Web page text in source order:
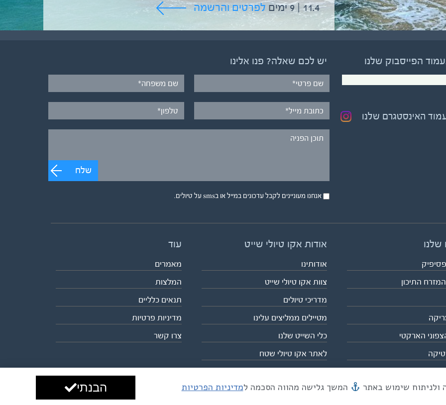
11.4 | 9 ימים לפרטים והרשמה 5.6 | 12 ימים לפרטים והרשמה
הפייסבוק שלנו
האינסטגרם שלנו
יש לכם שאלה? פנו אלינו
שלח
אנחנו מעוניינים לקבל עדכונים במייל או בsms על טיולים.
שלנו
התיכון
הארקטי
אודות אקו טיולי שייט
אודותינו
צוות אקו טיולי שייט
מדריכי טיולים
מטיילים ממליצים עלינו
כלי השייט שלנו
לאתר אקו טיולי שטח
עוד
מאמרים
המלצות
תנאים כלליים
מדיניות פרטיות
צרו קשר
מייל mail@eco.co.il | כתובתנו המסגר 55, תל אביב עיצוב ופיתוח: ביבר גלובל
המשך גלישה מהווה הסכמה למדיניות הפרטיות הבנתי